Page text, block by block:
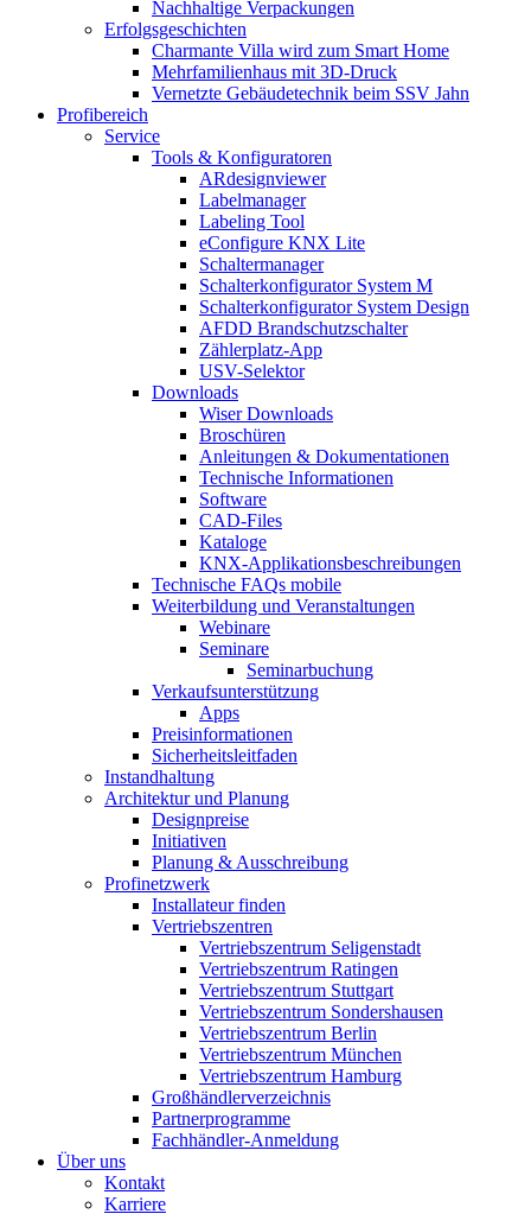
Nachhaltige Verpackungen
Erfolgsgeschichten
Charmante Villa wird zum Smart Home
Mehrfamilienhaus mit 3D-Druck
Vernetzte Gebäudetechnik beim SSV Jahn
Profibereich
Service
Tools & Konfiguratoren
ARdesignviewer
Labelmanager
Labeling Tool
eConfigure KNX Lite
Schaltermanager
Schalterkonfigurator System M
Schalterkonfigurator System Design
AFDD Brandschutzschalter
Zählerplatz-App
USV-Selektor
Downloads
Wiser Downloads
Broschüren
Anleitungen & Dokumentationen
Technische Informationen
Software
CAD-Files
Kataloge
KNX-Applikationsbeschreibungen
Technische FAQs mobile
Weiterbildung und Veranstaltungen
Webinare
Seminare
Seminarbuchung
Verkaufsunterstützung
Apps
Preisinformationen
Sicherheitsleitfaden
Instandhaltung
Architektur und Planung
Designpreise
Initiativen
Planung & Ausschreibung
Profinetzwerk
Installateur finden
Vertriebszentren
Vertriebszentrum Seligenstadt
Vertriebszentrum Ratingen
Vertriebszentrum Stuttgart
Vertriebszentrum Sondershausen
Vertriebszentrum Berlin
Vertriebszentrum München
Vertriebszentrum Hamburg
Großhändlerverzeichnis
Partnerprogramme
Fachhändler-Anmeldung
Über uns
Kontakt
Karriere